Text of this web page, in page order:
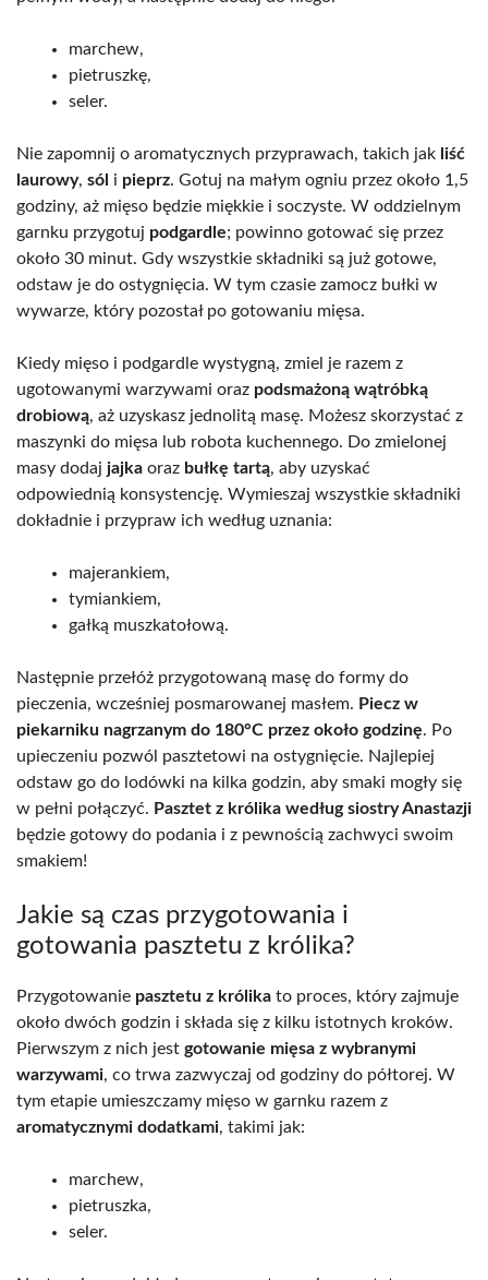
marchew,
pietruszkę,
seler.
Nie zapomnij o aromatycznych przyprawach, takich jak liść
laurowy, sól i pieprz. Gotuj na małym ogniu przez około 1,5
godziny, aż mięso będzie miękkie i soczyste. W oddzielnym
garnku przygotuj podgardle; powinno gotować się przez
około 30 minut. Gdy wszystkie składniki są już gotowe,
odstaw je do ostygnięcia. W tym czasie zamocz bułki w
wywarze, który pozostał po gotowaniu mięsa.
Kiedy mięso i podgardle wystygną, zmiel je razem z
ugotowanymi warzywami oraz podsmażoną wątróbką
drobiową, aż uzyskasz jednolitą masę. Możesz skorzystać z
maszynki do mięsa lub robota kuchennego. Do zmielonej
masy dodaj jajka oraz bułkę tartą, aby uzyskać
odpowiednią konsystencję. Wymieszaj wszystkie składniki
dokładnie i przypraw ich według uznania:
majerankiem,
tymiankiem,
gałką muszkatołową.
Następnie przełóż przygotowaną masę do formy do
pieczenia, wcześniej posmarowanej masłem. Piecz w
piekarniku nagrzanym do 180°C przez około godzinę. Po
upieczeniu pozwól pasztetowi na ostygnięcie. Najlepiej
odstaw go do lodówki na kilka godzin, aby smaki mogły się
w pełni połączyć. Pasztet z królika według siostry Anastazji
będzie gotowy do podania i z pewnością zachwyci swoim
smakiem!
Jakie są czas przygotowania i
gotowania pasztetu z królika?
Przygotowanie pasztetu z królika to proces, który zajmuje
około dwóch godzin i składa się z kilku istotnych kroków.
Pierwszym z nich jest gotowanie mięsa z wybranymi
warzywami, co trwa zazwyczaj od godziny do półtorej. W
tym etapie umieszczamy mięso w garnku razem z
aromatycznymi dodatkami, takimi jak:
marchew,
pietruszka,
seler.